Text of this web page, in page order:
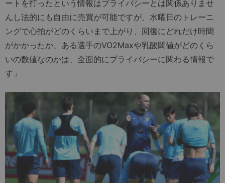
ートを打ったという情報はプライバシーとは関係ありませ
んし法的にも自由に売買が可能ですが、水曜日のトレーニ
ングで心拍がどのくらいまで上がり、回復にどれだけ時間
がかかったか、ある選手のVO2Maxや乳酸閾値がどのくら
いの数値なのかは、全面的にプライバシーに関わる情報で
す」